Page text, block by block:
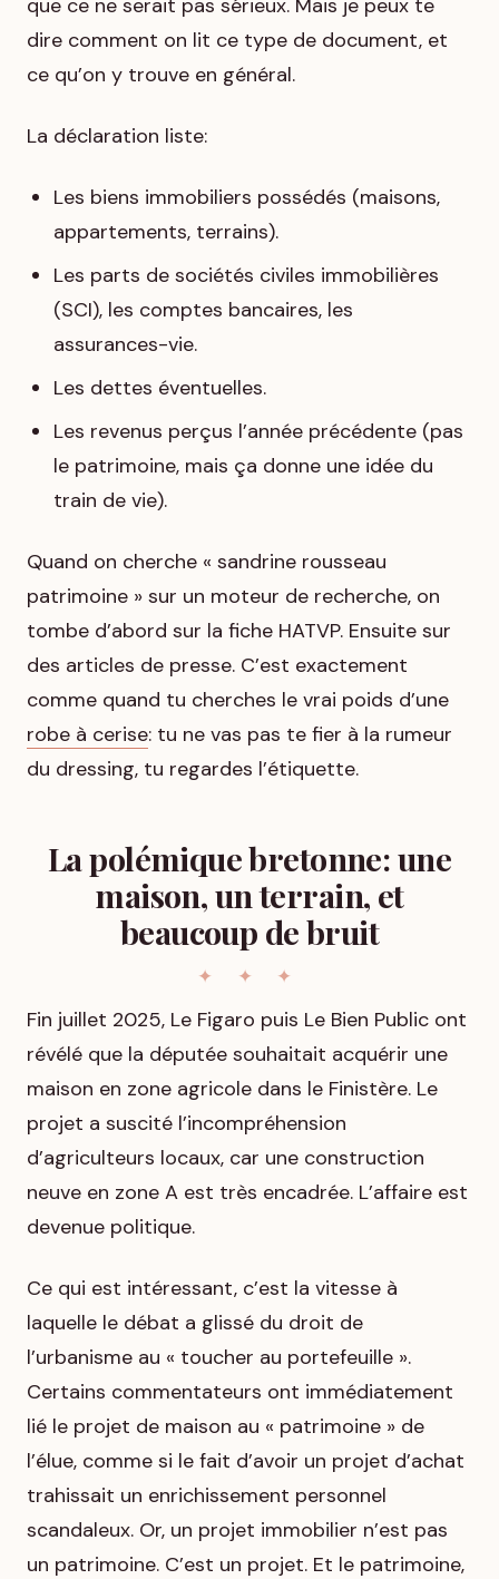
que ce ne serait pas sérieux. Mais je peux te
dire comment on lit ce type de document, et
ce qu’on y trouve en général.
La déclaration liste:
Les biens immobiliers possédés (maisons,
appartements, terrains).
Les parts de sociétés civiles immobilières
(SCI), les comptes bancaires, les
assurances-vie.
Les dettes éventuelles.
Les revenus perçus l’année précédente (pas
le patrimoine, mais ça donne une idée du
train de vie).
Quand on cherche « sandrine rousseau
patrimoine » sur un moteur de recherche, on
tombe d’abord sur la fiche HATVP. Ensuite sur
des articles de presse. C’est exactement
comme quand tu cherches le vrai poids d’une
robe à cerise: tu ne vas pas te fier à la rumeur
du dressing, tu regardes l’étiquette.
La polémique bretonne: une
maison, un terrain, et
beaucoup de bruit
Fin juillet 2025, Le Figaro puis Le Bien Public ont
révélé que la députée souhaitait acquérir une
maison en zone agricole dans le Finistère. Le
projet a suscité l’incompréhension
d’agriculteurs locaux, car une construction
neuve en zone A est très encadrée. L’affaire est
devenue politique.
Ce qui est intéressant, c’est la vitesse à
laquelle le débat a glissé du droit de
l’urbanisme au « toucher au portefeuille ».
Certains commentateurs ont immédiatement
lié le projet de maison au « patrimoine » de
l’élue, comme si le fait d’avoir un projet d’achat
trahissait un enrichissement personnel
scandaleux. Or, un projet immobilier n’est pas
un patrimoine. C’est un projet. Et le patrimoine,